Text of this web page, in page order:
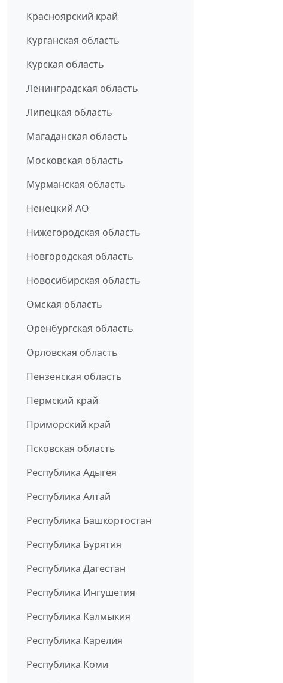
Красноярский край
Курганская область
Курская область
Ленинградская область
Липецкая область
Магаданская область
Московская область
Мурманская область
Ненецкий АО
Нижегородская область
Новгородская область
Новосибирская область
Омская область
Оренбургская область
Орловская область
Пензенская область
Пермский край
Приморский край
Псковская область
Республика Адыгея
Республика Алтай
Республика Башкортостан
Республика Бурятия
Республика Дагестан
Республика Ингушетия
Республика Калмыкия
Республика Карелия
Республика Коми